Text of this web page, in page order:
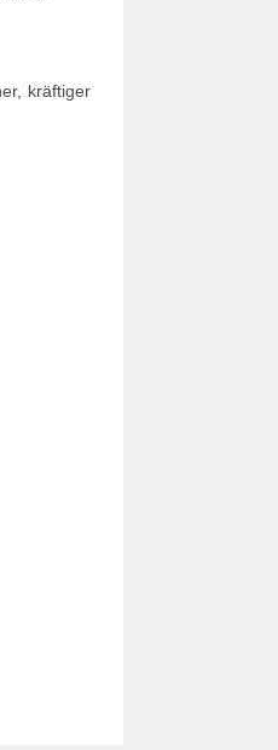
kräftiger